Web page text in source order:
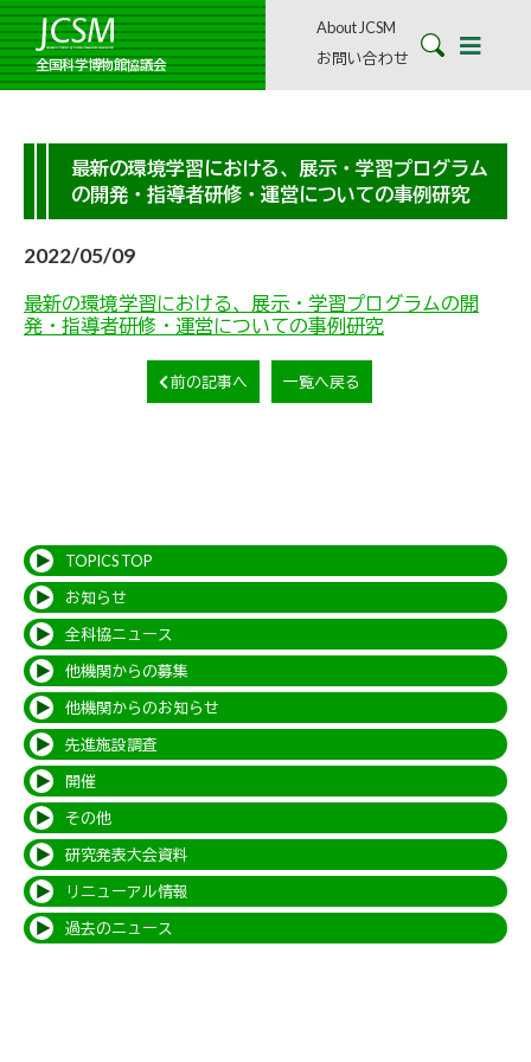
全国科学博物館協議会
About JCSM
お問い合わせ
最新の環境学習における、展示・学習プログラム
の開発・指導者研修・運営についての事例研究
2022/05/09
最新の環境学習における、展示・学習プログラムの開
発・指導者研修・運営についての事例研究
前の記事へ 一覧へ戻る
TOPICS TOP
お知らせ
全科協ニュース
他機関からの募集
他機関からのお知らせ
先進施設調査
開催
その他
研究発表大会資料
リニューアル情報
過去のニュース